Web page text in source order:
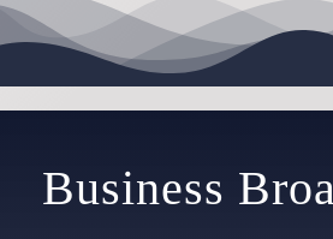
Business